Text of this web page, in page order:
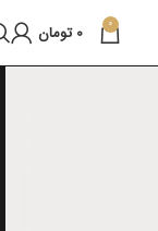
0
0 تومان